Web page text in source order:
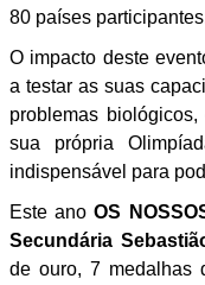
80 países
O impacto deste
a testar as suas
problemas
sua própria
indispensável para
Este anoOS
Secundária
de ouro, 7 medalhas